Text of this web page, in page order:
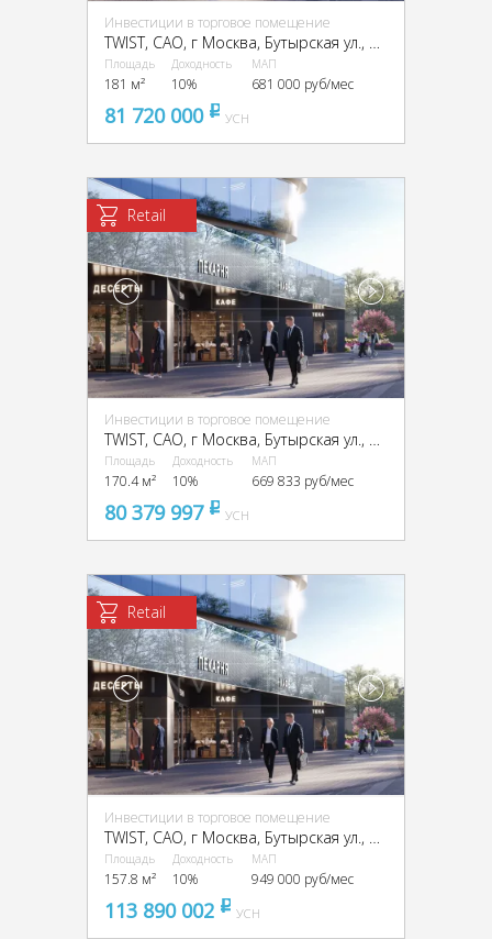
Инвестиции в торговое помещение
TWIST, CАО, г Москва, Бутырская ул., вл. 1
Площадь
181 м²
Доходность
10%
МАП
681 000 руб/мес
81 720 000 pуб
УСН
Retail
Инвестиции в торговое помещение
TWIST, CАО, г Москва, Бутырская ул., вл. 1
Площадь
170.4 м²
Доходность
10%
МАП
669 833 руб/мес
80 379 997 pуб
УСН
Retail
Инвестиции в торговое помещение
Площадь
157.8 м²
Доходность
10%
МАП
949 000 руб/мес
113 890 002 pуб
УСН